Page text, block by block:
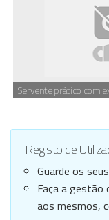
Servente prático com
Registo de
Guarde os
Faça a gestão
aos mesmos,